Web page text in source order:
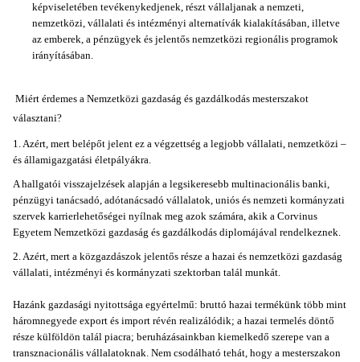
képviseletében tevékenykedjenek, részt vállaljanak a nemzeti,
nemzetközi, vállalati és intézményi alternatívák kialakításában, illetve
az emberek, a pénzügyek és jelentős nemzetközi regionális programok
irányításában.
Miért érdemes a Nemzetközi gazdaság és gazdálkodás mesterszakot
választani?
1. Azért, mert belépőt jelent ez a végzettség a legjobb vállalati, nemzetközi –
és államigazgatási életpályákra.
A hallgatói visszajelzések alapján a legsikeresebb multinacionális banki,
pénzügyi tanácsadó, adótanácsadó vállalatok, uniós és nemzeti kormányzati
szervek karrierlehetőségei nyílnak meg azok számára, akik a Corvinus
Egyetem Nemzetközi gazdaság és gazdálkodás diplomájával rendelkeznek.
2. Azért, mert a közgazdászok jelentős része a hazai és nemzetközi gazdaság
vállalati, intézményi és kormányzati szektorban talál munkát.
Hazánk gazdasági nyitottsága egyértelmű: bruttó hazai termékünk több mint
háromnegyede export és import révén realizálódik; a hazai termelés döntő
része külföldön talál piacra; beruházásainkban kiemelkedő szerepe van a
transznacionális vállalatoknak. Nem csodálható tehát, hogy a mesterszakon